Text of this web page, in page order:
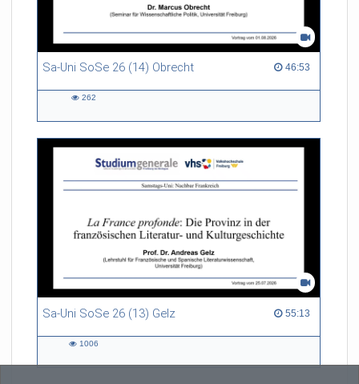
Sa-Uni SoSe 26 (14) Obrecht 46:53
46:53 duration
262
Sa-Uni SoSe 26 (13) Gelz 55:13
55:13 duration
1006